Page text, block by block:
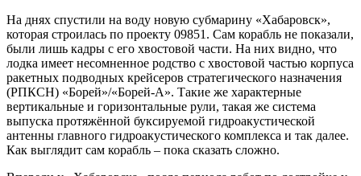
На днях спустили на воду новую субмарину «Хабаровск»,
которая строилась по проекту 09851. Сам корабль не показали,
были лишь кадры с его хвостовой части. На них видно, что
лодка имеет несомненное родство с хвостовой частью корпуса
ракетных подводных крейсеров стратегического назначения
(РПКСН) «Борей»/«Борей-А». Такие же характерные
вертикальные и горизонтальные рули, такая же система
выпуска протяжённой буксируемой гидроакустической
антенны главного гидроакустического комплекса и так далее.
Как выглядит сам корабль – пока сказать сложно.